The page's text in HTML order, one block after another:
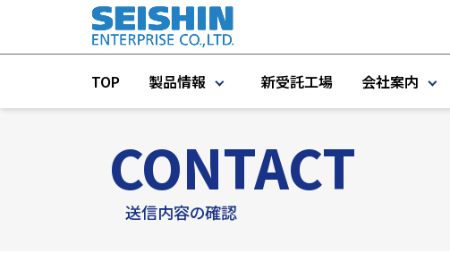
TOP 製品情報
製品一覧
プラント機器
新受託工場 会社案内
CONTACT
送信内容の確認